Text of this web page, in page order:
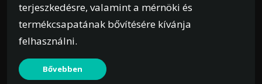
terjeszkedésre, valamint a mérnöki és
termékcsapatának bővítésére kívánja
felhasználni.
Bővebben